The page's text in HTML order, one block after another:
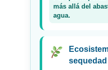
más allá del
agua.
sequedad